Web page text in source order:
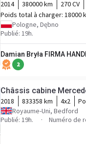
UTRZYMANIE DRÓG /
PIERWSZY WŁAŚCICIEL
2014 380000 km 270 CV
Poids total à charger: 18000
Pologne, Dębno
Publié: 19h.
Damian Bryła FIRMA
2
Châssis cabine
2018 833358 km 4x2
Royaume-Uni, Bedford
Publié: 19h.
Numéro de